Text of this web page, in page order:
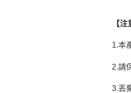
【注
1.本
2.請
3.丟